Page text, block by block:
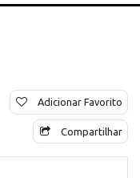
Adicionar Favorito
Compartilhar